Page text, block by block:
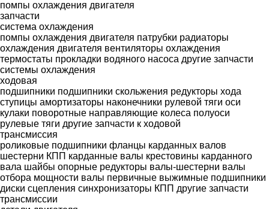
помпы охлаждения двигателя
запчасти
система охлаждения
помпы охлаждения двигателя патрубки радиаторы
охлаждения двигателя вентиляторы охлаждения
термостаты прокладки водяного насоса другие запчасти
системы охлаждения
ходовая
подшипники подшипники скольжения редукторы хода
ступицы амортизаторы наконечники рулевой тяги оси
кулаки поворотные направляющие колеса полуоси
рулевые тяги другие запчасти к ходовой
трансмиссия
роликовые подшипники фланцы карданных валов
шестерни КПП карданные валы крестовины карданного
вала шайбы опорные редукторы валы-шестерни валы
отбора мощности валы первичные выжимные подшипники
диски сцепления синхронизаторы КПП другие запчасти
трансмиссии